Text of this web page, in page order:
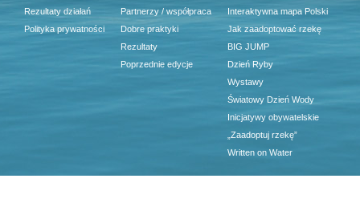
Rezultaty działań
Polityka prywatności
Partnerzy / współpraca
Dobre praktyki
Rezultaty
Poprzednie edycje
Interaktywna mapa Polski
Jak zaadoptować rzekę
BIG JUMP
Dzień Ryby
Wystawy
Światowy Dzień Wody
Inicjatywy obywatelskie
„Zaadoptuj rzekę”
Written on Water